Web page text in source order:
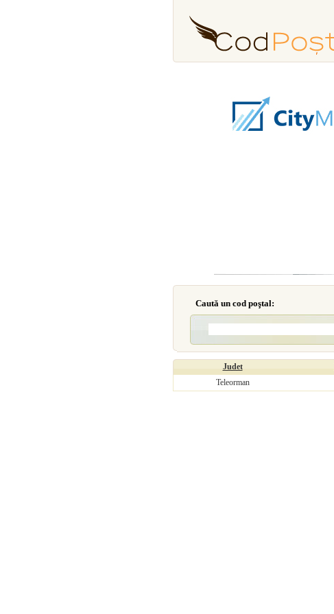
Caută un cod poştal:
Judet
Teleorman